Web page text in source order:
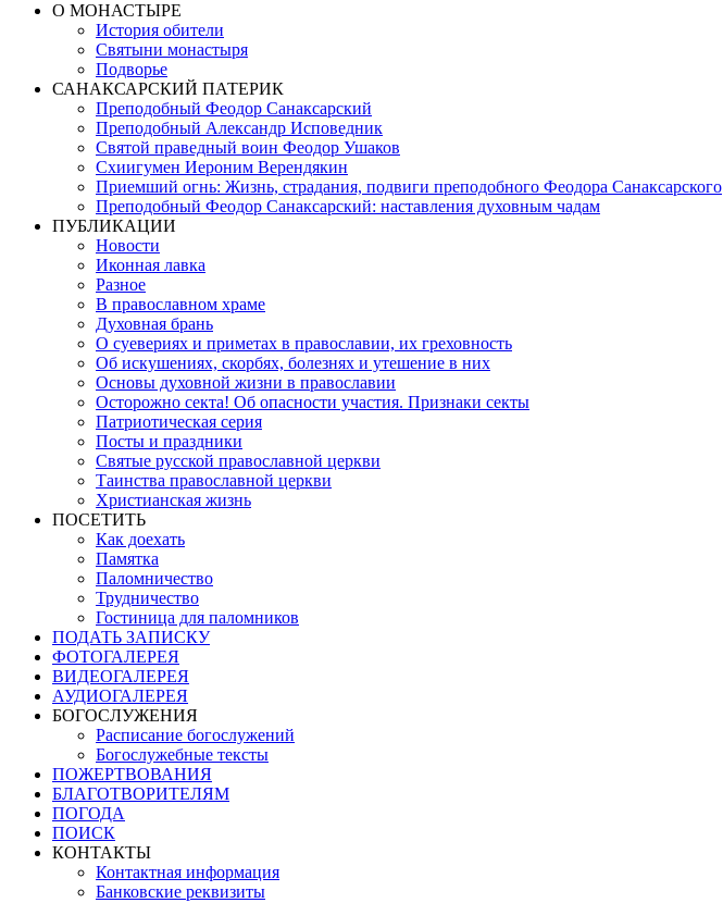
О МОНАСТЫРЕ
История обители
Святыни монастыря
Подворье
САНАКСАРСКИЙ ПАТЕРИК
Преподобный Феодор Санаксарский
Преподобный Александр Исповедник
Святой праведный воин Феодор Ушаков
Схиигумен Иероним Верендякин
Приемший огнь: Жизнь, страдания, подвиги преподобного Феодора Санаксарского
Преподобный Феодор Санаксарский: наставления духовным чадам
ПУБЛИКАЦИИ
Новости
Иконная лавка
Разное
В православном храме
Духовная брань
О суевериях и приметах в православии, их греховность
Об искушениях, скорбях, болезнях и утешение в них
Основы духовной жизни в православии
Осторожно секта! Об опасности участия. Признаки секты
Патриотическая серия
Посты и праздники
Святые русской православной церкви
Таинства православной церкви
Христианская жизнь
ПОСЕТИТЬ
Как доехать
Памятка
Паломничество
Трудничество
Гостиница для паломников
ПОДАТЬ ЗАПИСКУ
ФОТОГАЛЕРЕЯ
ВИДЕОГАЛЕРЕЯ
АУДИОГАЛЕРЕЯ
БОГОСЛУЖЕНИЯ
Расписание богослужений
Богослужебные тексты
ПОЖЕРТВОВАНИЯ
БЛАГОТВОРИТЕЛЯМ
ПОГОДА
ПОИСК
КОНТАКТЫ
Контактная информация
Банковские реквизиты